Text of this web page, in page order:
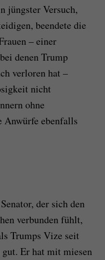
jüngster Versuch,
beendete die
– einer
denen Trump
verloren hat –
nicht
ohne
Anwürfe ebenfalls
der sich den
verbunden fühlt,
Trumps Vize seit
Er hat mit miesen